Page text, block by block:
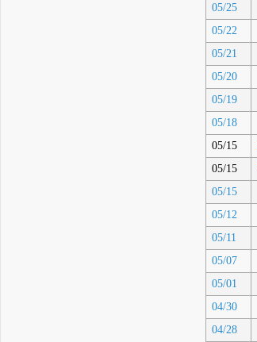
05/25
05/22
05/21
05/20
05/19
05/18
05/15
05/15
05/15
05/12
05/11
05/07
05/01
04/30
04/28